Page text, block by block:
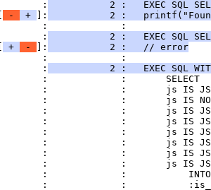
:
2 :   EXEC SQL
- + ]:
2 :
:             :
:
2 :   EXEC SQL
+ - ]:
           2 :   // error
:             :
:
2 :   EXEC SQL
:             :       SELECT
:             :       js IS
:             :       js IS
:             :       js IS
:             :       js IS
:             :       js IS
:             :       js IS
:             :       js IS
:             :       js IS
:             :
:             :